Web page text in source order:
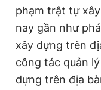
phạm trật tự
nay gần như
xây dựng trên
công tác quản
dựng trên địa